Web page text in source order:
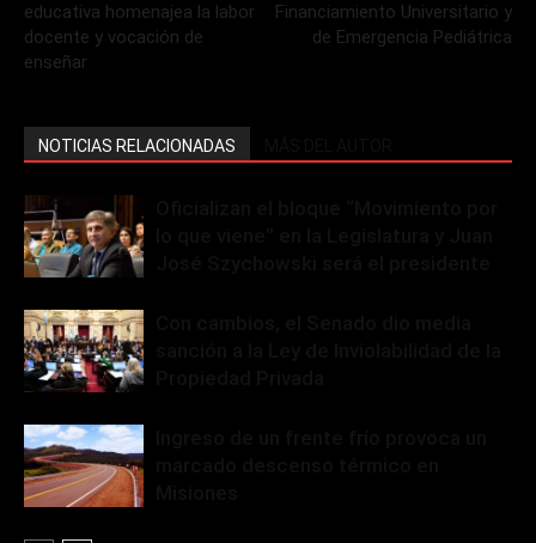
educativa homenajea la labor
docente y vocación de
enseñar
Financiamiento Universitario y
de Emergencia Pediátrica
NOTICIAS RELACIONADAS